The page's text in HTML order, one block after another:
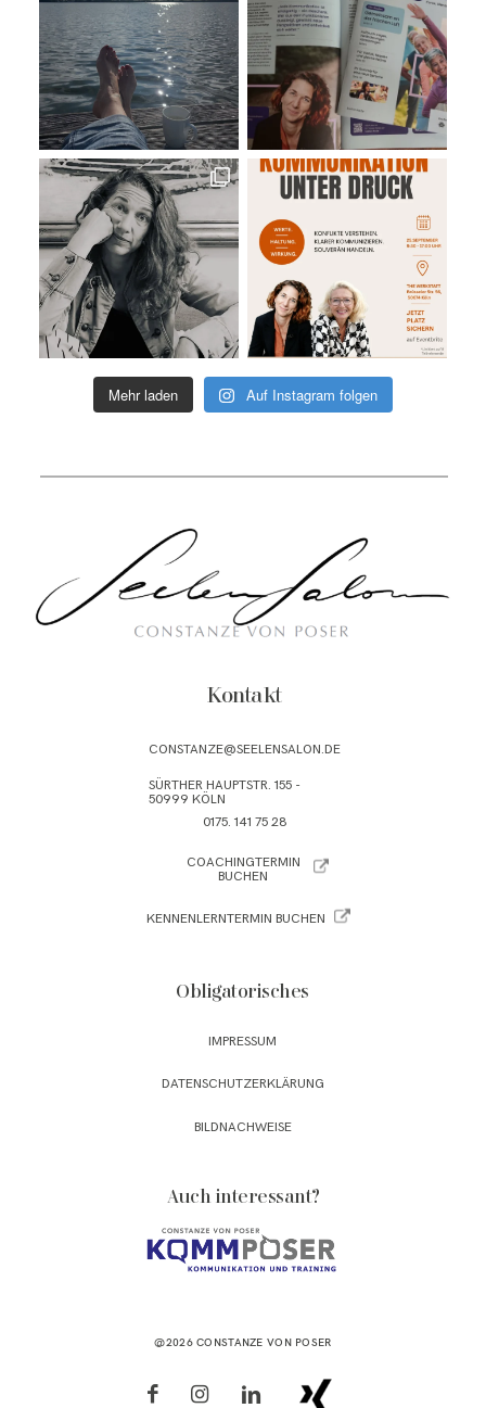
Mehr laden Auf Instagram folgen
Kontakt
Obligatorisches
Auch interessant?
IMPRESSUM
CONSTANZE@SEELENSALON.DE
SÜRTHER HAUPTSTR. 155 -
50999 KÖLN
DATENSCHUTZERKLÄRUNG
BILDNACHWEISE
0175. 141 75 28
COACHINGTERMIN
BUCHEN
KENNENLERNTERMIN BUCHEN
@2026 CONSTANZE VON POSER